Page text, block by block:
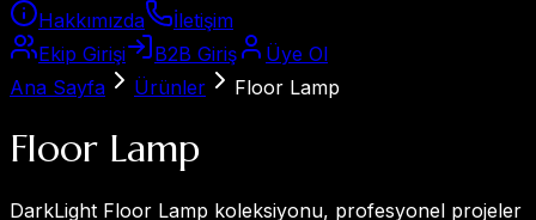
Hakkımızda
İletişim
Ekip Girişi
B2B Giriş
Üye Ol
Ana Sayfa
Ürünler Floor Lamp
Floor Lamp
DarkLight Floor Lamp koleksiyonu, profesyonel projeler